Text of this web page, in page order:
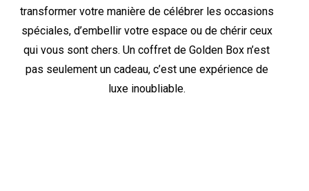
transformer votre manière de célébrer les occasions
spéciales, d’embellir votre espace ou de chérir ceux
qui vous sont chers. Un coffret de Golden Box n’est
pas seulement un cadeau, c’est une expérience de
luxe inoubliable.